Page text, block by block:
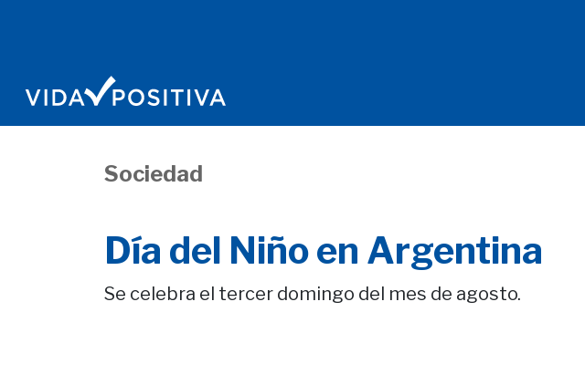
Sociedad
Día del Niño en Argentina
Se celebra el tercer domingo del mes de agosto.